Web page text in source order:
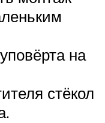
на
стёкол